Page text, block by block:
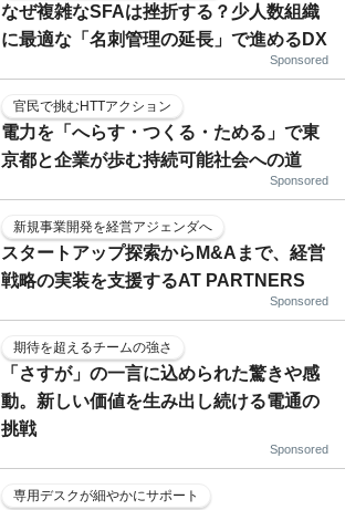
なぜ複雑なSFAは挫折する？少人数組織
に最適な「名刺管理の延長」で進めるDX
Sponsored
官民で挑むHTTアクション
電力を「へらす・つくる・ためる」で東
京都と企業が歩む持続可能社会への道
Sponsored
新規事業開発を経営アジェンダへ
スタートアップ探索からM&Aまで、経営
戦略の実装を支援するAT PARTNERS
Sponsored
期待を超えるチームの強さ
「さすが」の一言に込められた驚きや感
動。新しい価値を生み出し続ける電通の
挑戦
Sponsored
専用デスクが細やかにサポート